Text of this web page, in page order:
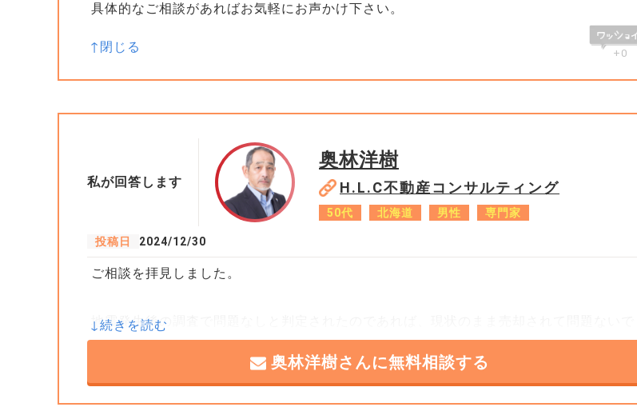
具体的なご相談があればお気軽にお声かけ下さい。
+0
私が回答します
奥林洋樹
H.L.C不動産コンサルティング
50代 北海道 男性 専門家
投稿日 2024/12/30
ご相談を拝見しました。
地震発生後の調査で問題なしと判定されたのであれば、現状のまま売却されて問題ないで
しょう。無論、リフォーム工事を実施することで見映えがよくなり、早期に売却できる可
能性は高まりますが、その場合でも投下費用と得られる効果については検討が必要です。
奥林洋樹さんに無料相談する